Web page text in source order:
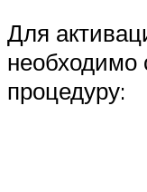
Для
процедуру: